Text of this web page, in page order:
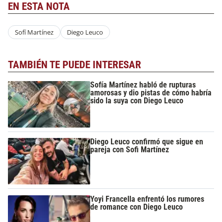
EN ESTA NOTA
Sofí Martínez Diego Leuco
TAMBIÉN TE PUEDE INTERESAR
Sofía Martínez habló de rupturas
amorosas y dio pistas de cómo habría
sido la suya con Diego Leuco
Diego Leuco confirmó que sigue en
pareja con Sofi Martínez
Yoyi Francella enfrentó los rumores
de romance con Diego Leuco